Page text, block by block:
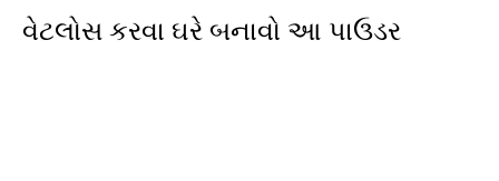
વેટલોસ કરવા ઘરે બનાવો આ પાઉડર